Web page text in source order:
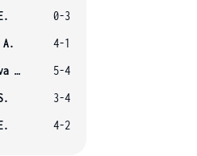
0-3
4-1
Alexandrova E.
5-4
3-4
4-2